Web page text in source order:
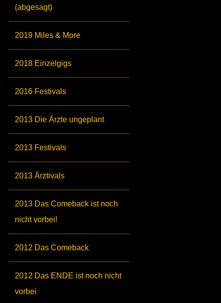
(abgesagt)
2019 Miles & More
2018 Einzelgigs
2016 Festivals
2013 Die Ärzte ungeplant
2013 Festivals
2013 Ärztivals
2013 Das Comeback ist noch
nicht vorbei!
2012 Das Comeback
2012 Das ENDE ist noch nicht
vorbei